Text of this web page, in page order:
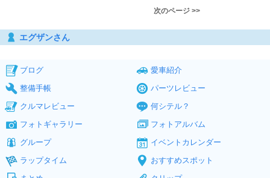
次のページ >>
エグザンさん
ブログ
愛車紹介
整備手帳
パーツレビュー
クルマレビュー
何シテル？
フォトギャラリー
フォトアルバム
グループ
イベントカレンダー
ラップタイム
おすすめスポット